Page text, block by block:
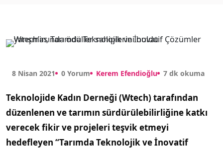
8 Nisan 2021 0 Yorum Kerem Efendioğlu 7 dk okuma
Teknolojide Kadın Derneği (Wtech) tarafından
düzenlenen ve tarımın sürdürülebilirliğine katkı
verecek fikir ve projeleri teşvik etmeyi
hedefleyen “Tarımda Teknolojik ve İnovatif